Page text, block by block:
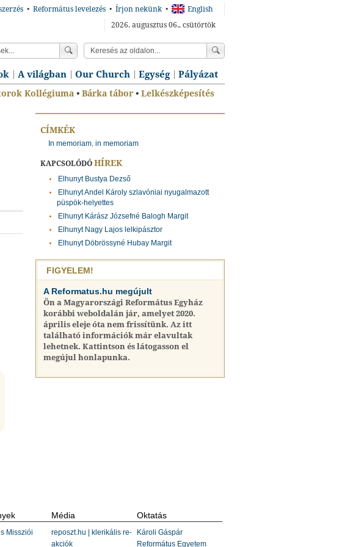
• Református levelezés • Írjon nekünk •
English
2026. augusztus 06., csütörtök
A világban Our Church Egység Pályázat
Kollégiuma • Bárka tábor • Lelkészképesítés
CÍMKÉK
In memoriam, in memoriam
KAPCSOLÓDÓ HÍREK
Elhunyt Bustya Dezső
Elhunyt Andel Károly szlavóniai nyugalmazott
püspök-helyettes
Elhunyt Kárász Józsefné Balogh Margit
Elhunyt Nagy Lajos lelkipásztor
Elhunyt Döbrössyné Hubay Margit
FIGYELEM!
A Reformatus.hu megújult
Ön a Magyarországi Református Egyház
korábbi weboldalán jár, amelyet 2020.
április eleje óta nem frissítünk. Az itt
található információk már elavultak
lehetnek. Kattintson és látogasson el
megújul honlapunka.
Missziói
Média
reposzt.hu | klerikális re-
akciók
Oktatás
Károli Gáspár
Református Egyetem